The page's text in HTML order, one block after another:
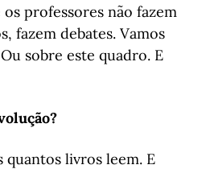
professores não fazem
fazem debates. Vamos
sobre este quadro. E
quantos livros leem. E